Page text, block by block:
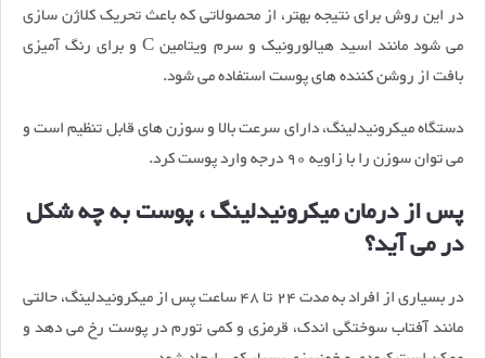
در این روش برای نتیجه بهتر، از محصولاتی که باعث تحریک کلاژن سازی
می شود مانند اسید هیالورونیک و سرم ویتامین C و برای رنگ آمیزی
بافت از روشن کننده های پوست استفاده می شود.
دستگاه میکرونیدلینگ، دارای سرعت بالا و سوزن های قابل تنظیم است و
می توان سوزن را با زاویه 90 درجه وارد پوست کرد.
پس از درمان میکرونیدلینگ ، پوست به چه شکل
در می آید؟
در بسیاری از افراد به مدت 24 تا 48 ساعت پس از میکرونیدلینگ، حالتی
مانند آفتاب سوختگی اندک، قرمزی و کمی تورم در پوست رخ می دهد و